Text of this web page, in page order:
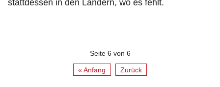
stattdessen in den Ländern, wo es fehlt.
Seite 6 von 6
« Anfang Zurück